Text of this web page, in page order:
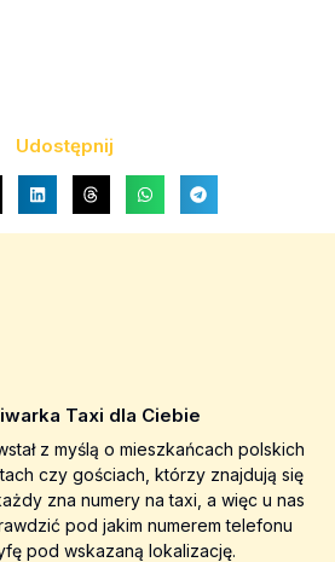
Udostępnij
Taxi dla Ciebie
z myślą o mieszkańcach polskich
czy gościach, którzy znajdują się
zna numery na taxi, a więc u nas
pod jakim numerem telefonu
pod wskazaną lokalizację.